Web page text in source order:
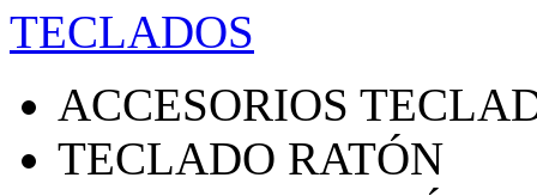
TECLADOS
ACCESORIOS
TECLADO RATÓN